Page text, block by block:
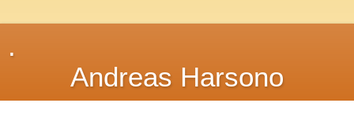
.
Andreas Harsono